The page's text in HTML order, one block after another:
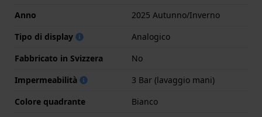
Anno
2025 Autunno/Inverno
Tipo di display
Analogico
Fabbricato in Svizzera
No
Impermeabilità
3 Bar (lavaggio mani)
Colore quadrante
Bianco